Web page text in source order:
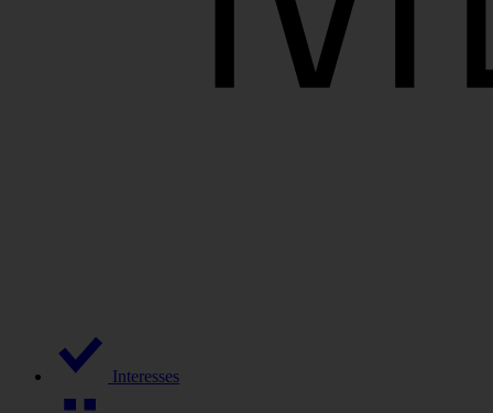
Interesses